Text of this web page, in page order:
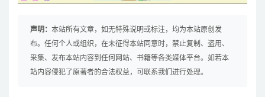
声明： 本站所有文章，如无特殊说明或标注，均为本站原创发
布。任何个人或组织，在未征得本站同意时，禁止复制、盗用、
采集、发布本站内容到任何网站、书籍等各类媒体平台。如若本
站内容侵犯了原著者的合法权益，可联系我们进行处理。